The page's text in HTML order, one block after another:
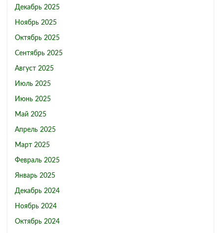
Декабрь 2025
Ноябрь 2025
Октябрь 2025
Сентябрь 2025
Август 2025
Июль 2025
Июнь 2025
Май 2025
Апрель 2025
Март 2025
Февраль 2025
Январь 2025
Декабрь 2024
Ноябрь 2024
Октябрь 2024